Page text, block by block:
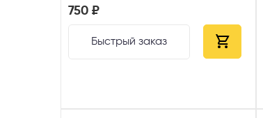
750 ₽
Быстрый заказ